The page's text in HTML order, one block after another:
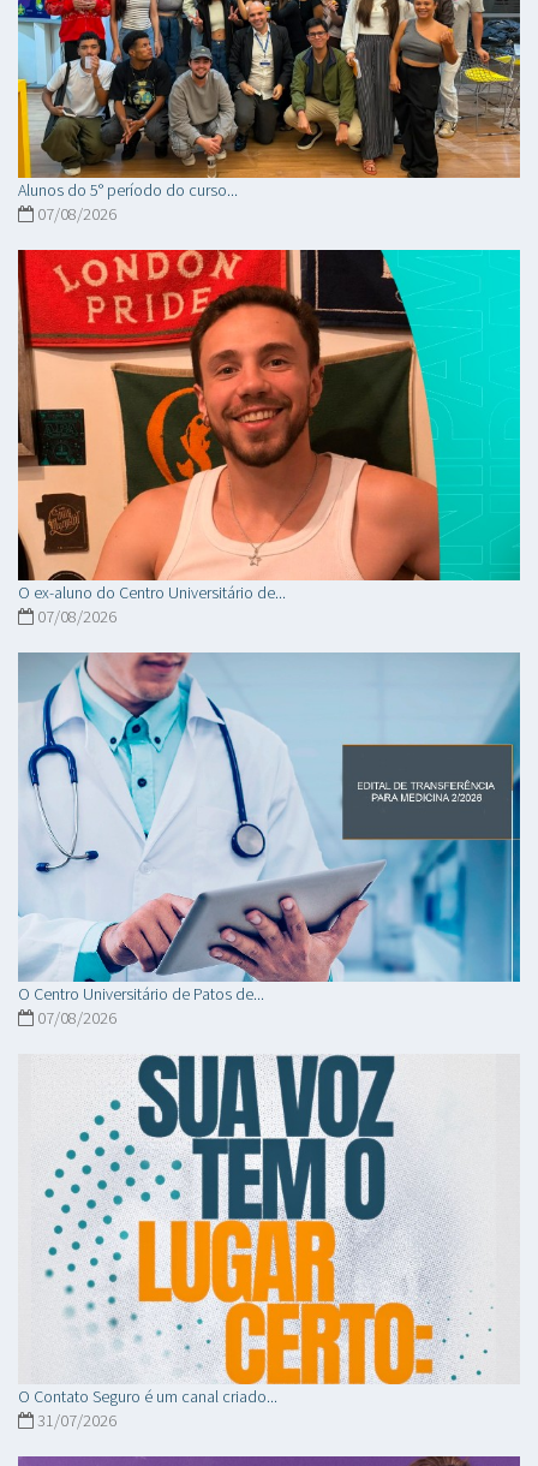
Alunos do 5° período do curso...
07/08/2026
O ex-aluno do Centro Universitário de...
07/08/2026
O Centro Universitário de Patos de...
07/08/2026
O Contato Seguro é um canal criado...
31/07/2026